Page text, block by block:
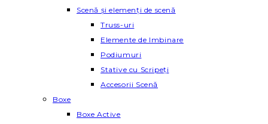
Scenă și elemenți de scenă
Truss-uri
Elemente de Imbinare
Podiumuri
Stative cu Scripeți
Accesorii Scenă
Boxe
Boxe Active